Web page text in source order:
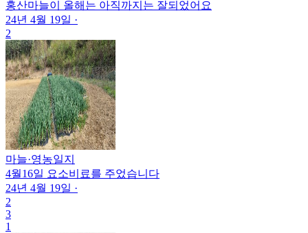
홍산마늘이 올해는 아직까지는 잘되었어요
24년 4월 19일 ·
2
마늘·영농일지
4월16일 요소비료를 주었습니다
24년 4월 19일 ·
2
3
1